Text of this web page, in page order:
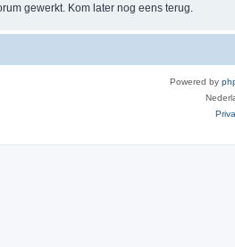
gewerkt. Kom later nog eens terug.
Powered by